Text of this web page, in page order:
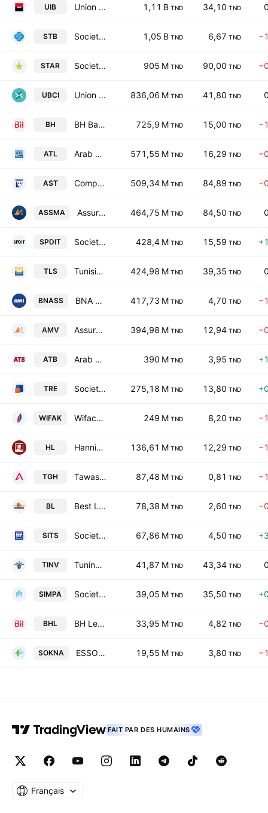
UIB Union Internationale de Banques 1,11 B TND 34,10 TND
STB Societe Tunisienne de Banque 1,05 B TND 6,67 TND
STAR Societe Tunisienne d'Assurances et de Reassurances 905 M TND 90,00 TND
UBCI Union Bancaire pour le Commerce et l'Industrie SA 836,06 M TND 41,80 TND
BH BH Bank 725,9 M TND 15,00 TND
ATL Arab Tunisian Lease SA 571,55 M TND 16,29 TND
AST Compagnie d'Assurances & de Reassurances SA 509,34 M TND 84,89 TND
ASSMA Assurances Maghrebia S.A 464,75 M TND 84,50 TND
SPDIT Societe de Placements et de Developpement Industriel et Touristique SA 428,4 M TND 15,59 TND
TLS Tunisie Leasing & Factoring SA 424,98 M TND 39,35 TND
BNASS BNA Assurances 417,73 M TND 4,70 TND
AMV Assurances Maghrebia Vie 394,98 M TND 12,94 TND
ATB Arab Tunisian Bank SA 390 M TND 3,95 TND
TRE Societe Tunisienne de Reassurance 275,18 M TND 13,80 TND
WIFAK Wifack International Bank SA 249 M TND 8,20 TND
HL Hannibal Lease SA 136,61 M TND 12,29 TND
TGH Tawasol Group Holding SA 87,48 M TND 0,81 TND
BL Best Lease 78,38 M TND 2,60 TND
SITS Societe Immobiliere Tuniso-Seoudienne SA 67,86 M TND 4,50 TND
TINV Tuninvest SICAR SA 41,87 M TND 43,34 TND
SIMPA Societe Immobiliere et de participations SA 39,05 M TND 35,50 TND
BHL BH Leasing SA 33,95 M TND 4,82 TND
SOKNA ESSOUKNA Societe Anonyme 19,55 M TND 3,80 TND
FAIT PAR DES HUMAINS
Français